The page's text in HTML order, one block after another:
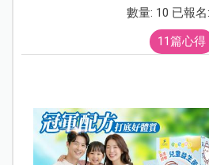
數量: 10 已報
11篇心得